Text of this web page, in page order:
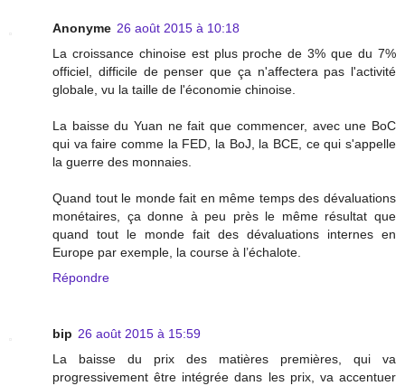
Anonyme 26 août 2015 à 10:18
La croissance chinoise est plus proche de 3% que du 7%
officiel, difficile de penser que ça n'affectera pas l'activité
globale, vu la taille de l'économie chinoise.
La baisse du Yuan ne fait que commencer, avec une BoC
qui va faire comme la FED, la BoJ, la BCE, ce qui s'appelle
la guerre des monnaies.
Quand tout le monde fait en même temps des dévaluations
monétaires, ça donne à peu près le même résultat que
quand tout le monde fait des dévaluations internes en
Europe par exemple, la course à l’échalote.
Répondre
bip 26 août 2015 à 15:59
La baisse du prix des matières premières, qui va
progressivement être intégrée dans les prix, va accentuer